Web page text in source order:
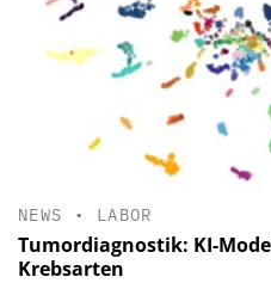
NEWS • LABOR
Tumordiagnostik: KI-
Krebsarten